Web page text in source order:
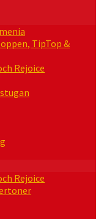
TipTop &
Rejoice
Rejoice